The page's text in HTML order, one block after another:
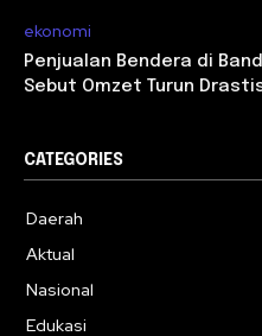
ekonomi
Penjualan Bendera di
Sebut Omzet Turun
CATEGORIES
Daerah
Aktual
Nasional
Edukasi